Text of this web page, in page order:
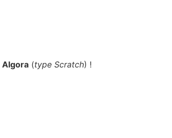
Algora (type Scratch) !